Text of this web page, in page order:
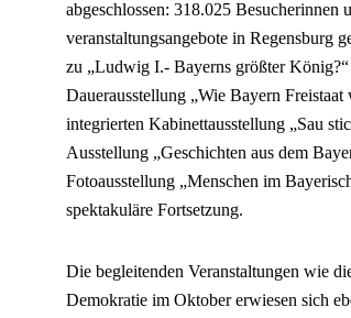
abgeschlossen: 318.025 Besucherinnen
veranstaltungsangebote in Regensburg
zu „Ludwig I.- Bayerns größter
Dauerausstellung „Wie Bayern
integrierten Kabinettausstellung „Sau
Ausstellung „Geschichten aus dem
Fotoausstellung „Menschen im
spektakuläre Fortsetzung.
Die begleitenden Veranstaltungen wie
Demokratie im Oktober erwiesen sich